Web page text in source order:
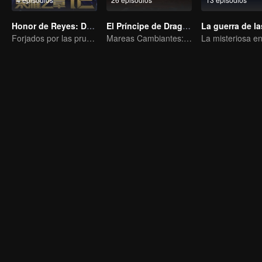
Honor de Reyes: Destino
Forjados por las pruebas, listos para afrontar el destino.
El Príncipe de Dragón
Mareas Cambiantes: La Odisea de un Joven Escritor